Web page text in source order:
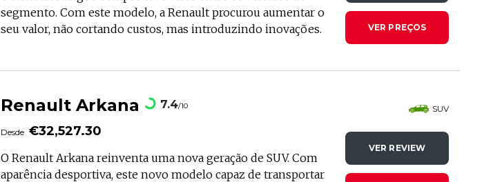
segmento. Com este modelo, a Renault procurou aumentar o
seu valor, não cortando custos, mas introduzindo inovações.
VER PREÇOS
Renault Arkana 7.4/10 SUV
Desde €32,527.30
O Renault Arkana reinventa uma nova geração de SUV. Com
aparência desportiva, este novo modelo capaz de transportar
VER REVIEW